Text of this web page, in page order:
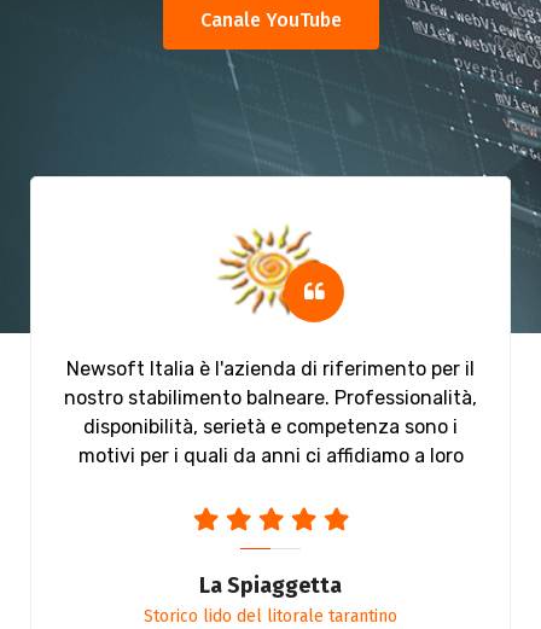
Canale YouTube
Newsoft Italia è l'azienda di riferimento per il
nostro stabilimento balneare. Professionalità,
disponibilità, serietà e competenza sono i
motivi per i quali da anni ci affidiamo a loro
La Spiaggetta
Storico lido del litorale tarantino